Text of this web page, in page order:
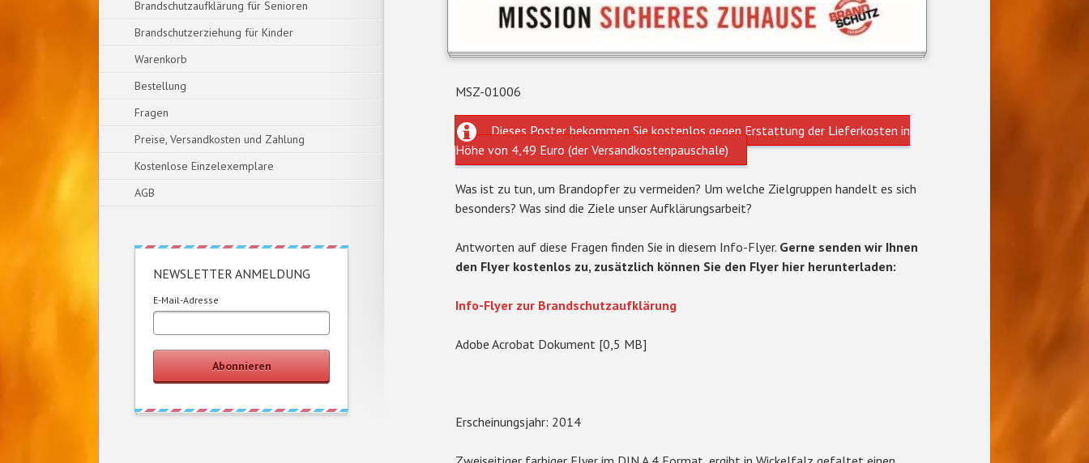
MSZ-01006
Dieses Poster bekommen Sie kostenlos gegen Erstattung der Lieferkosten in
Höhe von 4,49 Euro (der Versandkostenpauschale)
Was ist zu tun, um Brandopfer zu vermeiden? Um welche Zielgruppen handelt es sich
besonders? Was sind die Ziele unser Aufklärungsarbeit?
Antworten auf diese Fragen finden Sie in diesem Info-Flyer. Gerne senden wir Ihnen
den Flyer kostenlos zu, zusätzlich können Sie den Flyer hier herunterladen:
Info-Flyer zur Brandschutzaufklärung
Adobe Acrobat Dokument [0,5 MB]
Erscheinungsjahr: 2014
Brandschutzaufklärung für Senioren
Brandschutzerziehung für Kinder
Warenkorb
Bestellung
Fragen
Preise, Versandkosten und Zahlung
Kostenlose Einzelexemplare
AGB
NEWSLETTER ANMELDUNG
E-Mail-Adresse
Abonnieren